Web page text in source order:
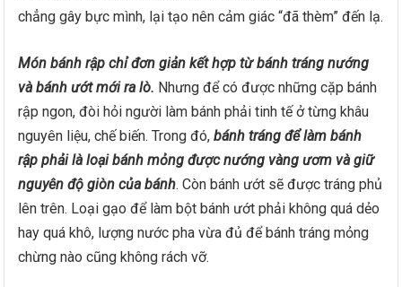
chẳng gây bực mình, lại tạo nên cảm giác “đã thèm” đến lạ.
Món bánh rập chỉ đơn giản kết hợp từ bánh tráng nướng
và bánh ướt mới ra lò. Nhưng để có được những cặp bánh
rập ngon, đòi hỏi người làm bánh phải tinh tế ở từng khâu
nguyên liệu, chế biến. Trong đó,bánh tráng để làm bánh
rập phải là loại bánh mỏng được nướng vàng ươm và giữ
nguyên độ giòn của bánh. Còn bánh ướt sẽ được tráng phủ
lên trên. Loại gạo để làm bột bánh ướt phải không quá dẻo
hay quá khô, lượng nước pha vừa đủ để bánh tráng mỏng
chừng nào cũng không rách vỡ.